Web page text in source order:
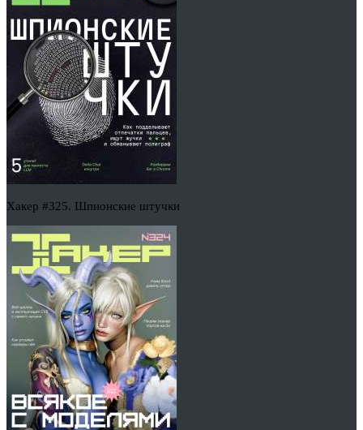
Хакер #325. Шпионские штучки